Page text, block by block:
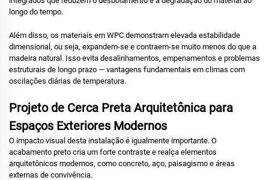
longo do tempo.
Além disso, os materiais em WPC demonstram elevada estabilidade
dimensional, ou seja, expandem-se e contraem-se muito menos do que a
madeira natural. Isso evita desalinhamentos, empenamentos e problemas
estruturais de longo prazo — vantagens fundamentais em climas com
oscilações diárias de temperatura.
Projeto de Cerca Preta Arquitetônica para
Espaços Exteriores Modernos
O impacto visual desta instalação é igualmente importante. O
acabamento preto cria um forte contraste e realça elementos
arquitetônicos modernos, como concreto, aço, paisagismo e áreas
externas de convivência.